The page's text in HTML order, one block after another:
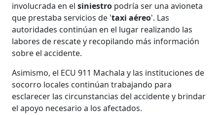
involucrada en elsiniestro podría ser una avioneta
que prestaba servicios de 'taxi aéreo'. Las
autoridades continúan en el lugar realizando las
labores de rescate y recopilando más información
sobre el accidente.
Asimismo, el ECU 911 Machala y las instituciones de
socorro locales continúan trabajando para
esclarecer las circunstancias del accidente y brindar
el apoyo necesario a los afectados.